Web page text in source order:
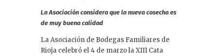
n
La Asociación considera que la nueva cosecha es
de muy buena calidad
La Asociación de Bodegas Familiares de
Rioja celebró el 4 de marzo la XIII Cata